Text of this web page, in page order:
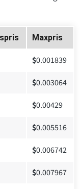
Maxpris
$0.001839
$0.003064
$0.00429
$0.005516
$0.006742
$0.007967